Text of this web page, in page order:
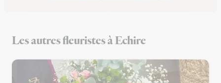
Les autres fleuristes à Echire